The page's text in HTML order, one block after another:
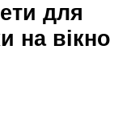
для
на вікно